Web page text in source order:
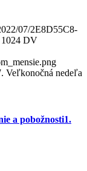
07/2E8D55C8-
1024 DV
Veľkonočná nedeľa
a pobožnosti1.